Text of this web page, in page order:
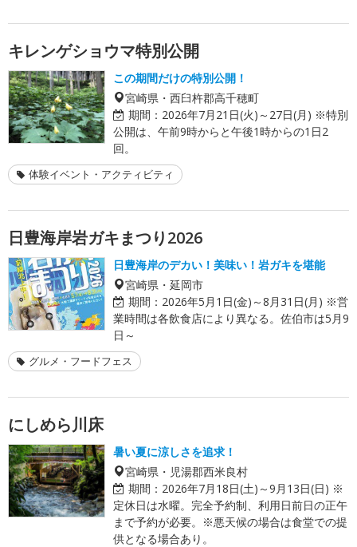
キレンゲショウマ特別公開
この期間だけの特別公開！
宮崎県・西臼杵郡高千穂町
期間： 2026年7月21日(火)～27日(月) ※特別
公開は、午前9時からと午後1時からの1日2
回。
体験イベント・アクティビティ
日豊海岸岩ガキまつり2026
日豊海岸のデカい！美味い！岩ガキを堪能
宮崎県・延岡市
期間： 2026年5月1日(金)～8月31日(月) ※営
業時間は各飲食店により異なる。佐伯市は5月9
日～
グルメ・フードフェス
にしめら川床
暑い夏に涼しさを追求！
宮崎県・児湯郡西米良村
期間： 2026年7月18日(土)～9月13日(日) ※
定休日は水曜。完全予約制、利用日前日の正午
まで予約が必要。※悪天候の場合は食堂での提
供となる場合あり。